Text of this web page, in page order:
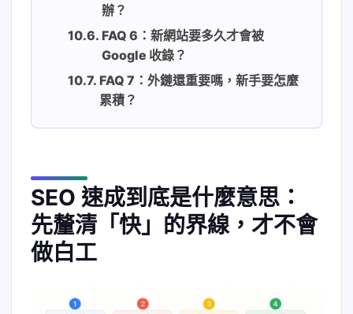
辦？
FAQ 6：新網站要多久才會被
Google 收錄？
FAQ 7：外鏈還重要嗎，新手要怎麼
累積？
SEO 速成到底是什麼意思：
先釐清「快」的界線，才不會
做白工